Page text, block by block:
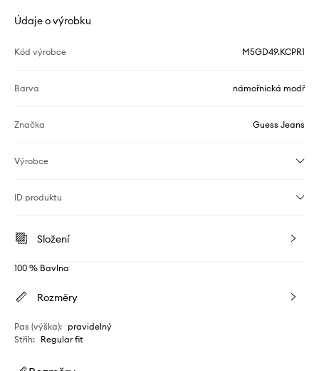
Údaje o výrobku
Kód výrobce M5GD49.KCPR1
Barva námořnická modř
Značka Guess Jeans
Výrobce
ID produktu
Složení
100 % Bavlna
Rozměry
Pas (výška): pravidelný
Střih: Regular fit